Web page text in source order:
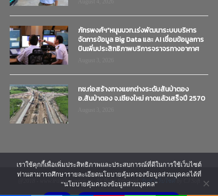
ภัทรพงศ์ฯ”หนุนบวท.เร่งพัฒนาระบบบริหาร
จัดการข้อมูล Big Data และ AI เชื่อมข้อมูลการ
บินเพิ่มประสิทธิภาพบริการจราจรทางอากาศ
ทช.ก่อสร้างทางแยกต่างระดับสันป่าตอง
อ.สันป่าตอง จ.เชียงใหม่ คาดแล้วเสร็จปี 2570
@2018 - www.transtimenews.co. All Right Reserved. รับทำเว็บไซต์
เราใช้คุกกี้เพื่อเพิ่มประสิทธิภาพและประสบการณ์ที่ดีในการใช้เว็บไซต์
ท่านสามารถศึกษารายละเอียดนโยบายคุ้มครองข้อมูลส่วนบุคคลได้ที่
“นโยบายคุ้มครองข้อมูลส่วนบุคคล”